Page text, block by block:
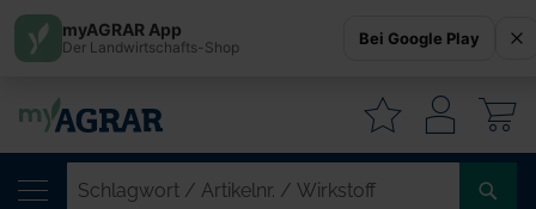
myAGRAR App
Der Landwirtschafts-Shop Bei Google Play